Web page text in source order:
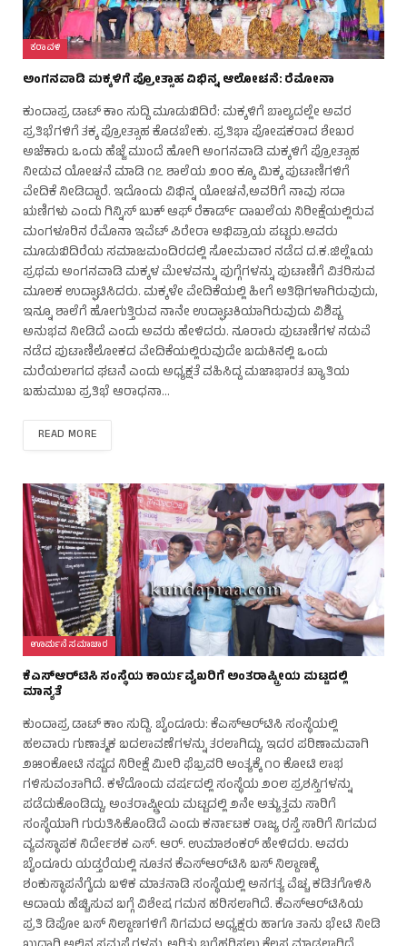
ಕರಾವಳಿ
ಅಂಗನವಾಡಿ ಮಕ್ಕಳಿಗೆ ಪ್ರೋತ್ಸಾಹ ವಿಭಿನ್ನ ಆಲೋಚನೆ: ರೆಮೋನಾ
ಕುಂದಾಪ್ರ ಡಾಟ್ ಕಾಂ ಸುದ್ದಿ ಮೂಡುಬಿದಿರೆ: ಮಕ್ಕಳಿಗೆ ಬಾಲ್ಯದಲ್ಲೇ ಅವರ
ಪ್ರತಿಭೆಗಳಿಗೆ ತಕ್ಕ ಪ್ರೋತ್ಸಾಹ ಕೊಡಬೇಕು. ಪ್ರತಿಭಾ ಪೋಷಕರಾದ ಶೇಖರ
ಅಜೆಕಾರು ಒಂದು ಹೆಜ್ಜೆ ಮುಂದೆ ಹೋಗಿ ಅಂಗನವಾಡಿ ಮಕ್ಕಳಿಗೆ ಪ್ರೋತ್ಸಾಹ
ನೀಡುವ ಯೋಚನೆ ಮಾಡಿ ೧೭ ಶಾಲೆಯ ೨೦೦ ಕ್ಕೂ ಮಿಕ್ಕ ಪುಟಾಣಿಗಳಿಗೆ
ವೇದಿಕೆ ನೀಡಿದ್ದಾರೆ. ಇದೊಂದು ವಿಭಿನ್ನ ಯೋಚನೆ,ಅವರಿಗೆ ನಾವು ಸದಾ
ಋಣಿಗಳು ಎಂದು ಗಿನ್ನಿಸ್ ಬುಕ್ ಆಫ್ ರೆಕಾರ್ಡ್ ದಾಖಲೆಯ ನಿರೀಕ್ಷೆಯಲ್ಲಿರುವ
ಮಂಗಳೂರಿನ ರೆಮೊನಾ ಇವೆಟ್ ಪಿರೇರಾ ಅಭಿಪ್ರಾಯ ಪಟ್ಟರು.ಅವರು
ಮೂಡುಬಿದಿರೆಯ ಸಮಾಜಮಂದಿರದಲ್ಲಿ ಸೋಮವಾರ ನಡೆದ ದ.ಕ.ಜಿಲ್ಲೆ೩ಯ
ಪ್ರಥಮ ಅಂಗನವಾಡಿ ಮಕ್ಕಳ ಮೇಳವನ್ನು ಪುಗ್ಗೆಗಳನ್ನು ಪುಟಾಣಿಗೆ ವಿತರಿಸುವ
ಮೂಲಕ ಉದ್ಘಾಟಿಸಿದರು. ಮಕ್ಕಳೇ ವೇದಿಕೆಯಲ್ಲಿ ಹೀಗೆ ಅತಿಥಿಗಳಾಗಿರುವುದು,
ಇನ್ನೂ ಶಾಲೆಗೆ ಹೋಗುತ್ತಿರುವ ನಾನೇ ಉದ್ಘಾಟಕಿಯಾಗಿರುವುದು ವಿಶಿಷ್ಟ
ಅನುಭವ ನೀಡಿದೆ ಎಂದು ಅವರು ಹೇಳಿದರು. ನೂರಾರು ಪುಟಾಣಿಗಳ ನಡುವೆ
ನಡೆದ ಪುಟಾಣಿಲೋಕದ ವೇದಿಕೆಯಲ್ಲಿರುವುದೇ ಬದುಕಿನಲ್ಲಿ ಒಂದು
ಮರೆಯಲಾಗದ ಘಟನೆ ಎಂದು ಅಧ್ಯಕ್ಷತೆ ವಹಿಸಿದ್ದ ಮಜಾಭಾರತ ಖ್ಯಾತಿಯ
ಬಹುಮುಖ ಪ್ರತಿಭೆ ಆರಾಧನಾ…
READ MORE
ಊರ್ಮನೆ ಸಮಾಚಾರ
ಕೆಎಸ್‌ಆರ್‌ಟಿಸಿ ಸಂಸ್ಥೆಯ ಕಾರ್ಯವೈಖರಿಗೆ ಅಂತರಾಷ್ಟ್ರೀಯ ಮಟ್ಟದಲ್ಲಿ
ಮಾನ್ಯತೆ
ಕುಂದಾಪ್ರ ಡಾಟ್ ಕಾಂ ಸುದ್ದಿ. ಬೈಂದೂರು: ಕೆಎಸ್‌ಆರ್‌ಟಿಸಿ ಸಂಸ್ಥೆಯಲ್ಲಿ
ಹಲವಾರು ಗುಣಾತ್ಮಕ ಬದಲಾವಣೆಗಳನ್ನು ತರಲಾಗಿದ್ದು, ಇದರ ಪರಿಣಾಮವಾಗಿ
೨೫೦ಕೋಟಿ ನಷ್ಟದ ನಿರೀಕ್ಷೆ ಮೀರಿ ಫೆಬ್ರವರಿ ಅಂತ್ಯಕ್ಕೆ ೧೦ ಕೋಟಿ ಲಾಭ
ಗಳಿಸುವಂತಾಗಿದೆ. ಕಳೆದೊಂದು ವರ್ಷದಲ್ಲಿ ಸಂಸ್ಥೆಯ ೨೦೮ ಪ್ರಶಸ್ತಿಗಳನ್ನು
ಪಡೆದುಕೊಂಡಿದ್ದು, ಅಂತರಾಷ್ಟ್ರೀಯ ಮಟ್ಟದಲ್ಲಿ ೨ನೇ ಅತ್ಯುತ್ತಮ ಸಾರಿಗೆ
ಸಂಸ್ಥೆಯಾಗಿ ಗುರುತಿಸಿಕೊಂಡಿದೆ ಎಂದು ಕರ್ನಾಟಕ ರಾಜ್ಯ ರಸ್ತೆ ಸಾರಿಗೆ ನಿಗಮದ
ವ್ಯವಸ್ಥಾಪಕ ನಿರ್ದೇಶಕ ಎಸ್. ಆರ್. ಉಮಾಶಂಕರ್ ಹೇಳಿದರು. ಅವರು
ಬೈಂದೂರು ಯಡ್ತರೆಯಲ್ಲಿ ನೂತನ ಕೆಎಸ್‌ಆರ್‌ಟಿಸಿ ಬಸ್ ನಿಲ್ದಾಣಕ್ಕೆ
ಶಂಕುಸ್ಥಾಪನೆಗೈದು ಬಳಿಕ ಮಾತನಾಡಿ ಸಂಸ್ಥೆಯಲ್ಲಿ ಅನಗತ್ಯ ವೆಚ್ಚ ಕಡಿತಗೊಳಿಸಿ
ಆದಾಯ ಹೆಚ್ಚಿಸುವ ಬಗ್ಗೆ ವಿಶೇಷ ಗಮನ ಹರಿಸಲಾಗಿದೆ. ಕೆಎಸ್‌ಆರ್‌ಟಿಸಿಯ
ಪ್ರತಿ ಡಿಪೋ ಬಸ್ ನಿಲ್ದಾಣಗಳಿಗೆ ನಿಗಮದ ಅಧ್ಯಕ್ಷರು ಹಾಗೂ ತಾನು ಭೇಟಿ ನೀಡಿ